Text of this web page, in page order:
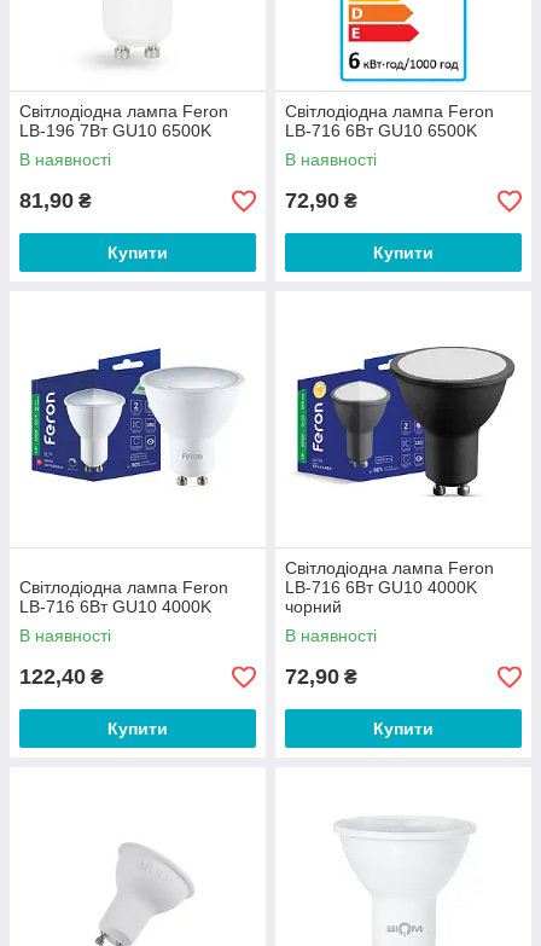
Світлодіодна лампа Feron
LB-196 7Вт GU10 6500K
В наявності
81,90 ₴
Купити
Світлодіодна лампа Feron
LB-716 6Вт GU10 6500K
В наявності
72,90 ₴
Купити
Світлодіодна лампа Feron
LB-716 6Вт GU10 4000K
В наявності
122,40 ₴
Купити
Світлодіодна лампа Feron
LB-716 6Вт GU10 4000K
чорний
В наявності
72,90 ₴
Купити